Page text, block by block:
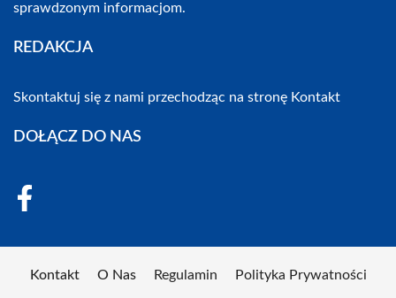
sprawdzonym informacjom.
REDAKCJA
Skontaktuj się z nami przechodząc na stronę Kontakt
DOŁĄCZ DO NAS
Kontakt O Nas Regulamin Polityka Prywatności